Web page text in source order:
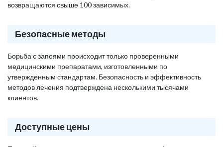
возвращаются свыше 100 зависимых.
Безопасные методы
Борьба с запоями происходит только проверенными
медицинскими препаратами, изготовленными по
утвержденным стандартам. Безопасность и эффективность
методов лечения подтверждена несколькими тысячами
клиентов.
Доступные цены